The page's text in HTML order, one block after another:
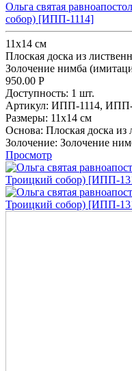
Ольга святая
собор) [ИПП-1114]
11х14 см
Плоская доска из
Золочение нимба
950.00 Р
Доступность: 1 шт.
Артикул: ИПП-1114, ИПП-
Размеры: 11х14 см
Основа: Плоская доска
Золочение: Золочение
Просмотр